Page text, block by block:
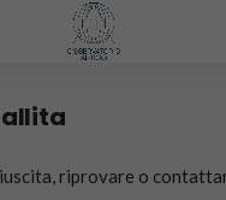
riprovare o